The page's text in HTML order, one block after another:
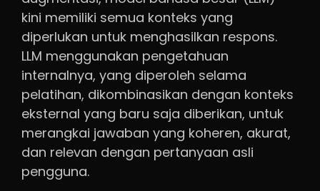
kini memiliki semua konteks yang
diperlukan untuk menghasilkan respons.
LLM menggunakan pengetahuan
internalnya, yang diperoleh selama
pelatihan, dikombinasikan dengan konteks
eksternal yang baru saja diberikan, untuk
merangkai jawaban yang koheren, akurat,
dan relevan dengan pertanyaan asli
pengguna.